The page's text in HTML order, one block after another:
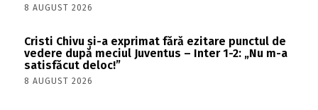
8 AUGUST 2026
Cristi Chivu și-a exprimat fără ezitare punctul de
vedere după meciul Juventus – Inter 1-2: „Nu m-a
satisfăcut deloc!”
8 AUGUST 2026